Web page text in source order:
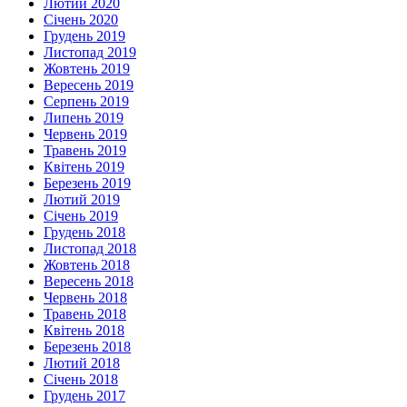
Січень 2020
Грудень 2019
Листопад 2019
Жовтень 2019
Вересень 2019
Серпень 2019
Липень 2019
Червень 2019
Травень 2019
Квітень 2019
Березень 2019
Лютий 2019
Січень 2019
Грудень 2018
Листопад 2018
Жовтень 2018
Вересень 2018
Червень 2018
Травень 2018
Квітень 2018
Березень 2018
Лютий 2018
Січень 2018
Грудень 2017